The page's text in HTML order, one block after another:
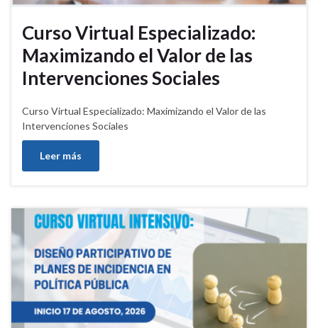
Curso Virtual Especializado:
Maximizando el Valor de las
Intervenciones Sociales
Curso Virtual Especializado: Maximizando el Valor de las
Intervenciones Sociales
Leer más